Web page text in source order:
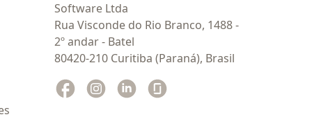
Software Ltda
Rua Visconde do Rio Branco, 1488 -
2º andar - Batel
80420-210 Curitiba (Paraná), Brasil
Facebook
abre num novo separador
Instagram
abre num novo separador
Linkedin
abre num novo separador